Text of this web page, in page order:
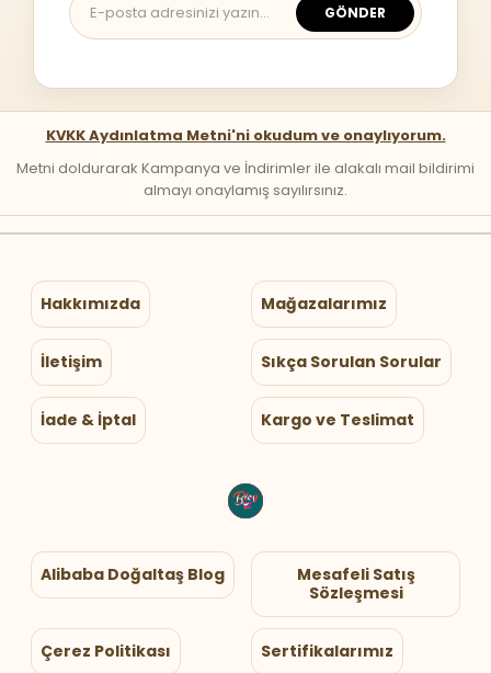
GÖNDER
KVKK Aydınlatma Metni'ni okudum ve onaylıyorum.
Metni doldurarak Kampanya ve İndirimler ile alakalı mail bildirimi
almayı onaylamış sayılırsınız.
Hakkımızda Mağazalarımız
İletişim Sıkça Sorulan Sorular
İade & İptal Kargo ve Teslimat
Alibaba Doğaltaş Blog
Mesafeli Satış
Sözleşmesi
Çerez Politikası Sertifikalarımız